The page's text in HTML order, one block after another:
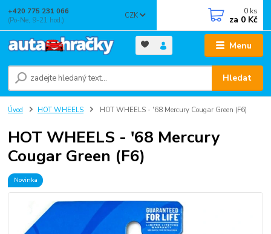
Menu
CZK
Hledat
+420 775 231 066
(Po-Ne, 9-21 hod.)
0 ks
za 0 Kč
Úvod HOT WHEELS HOT WHEELS - '68 Mercury Cougar Green (F6)
HOT WHEELS - '68 Mercury
Cougar Green (F6)
Novinka